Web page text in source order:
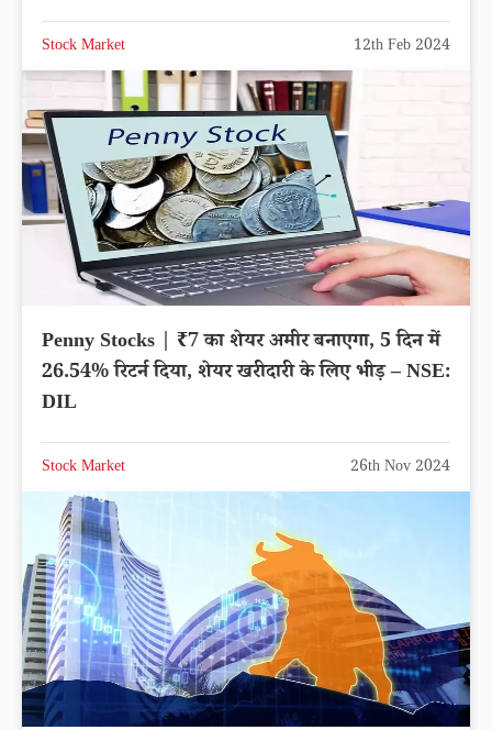
Stock Market 12th Feb 2024
Penny Stocks | ₹7 का शेयर अमीर बनाएगा, 5 दिन में
26.54% रिटर्न दिया, शेयर खरीदारी के लिए भीड़ – NSE:
DIL
Stock Market 26th Nov 2024